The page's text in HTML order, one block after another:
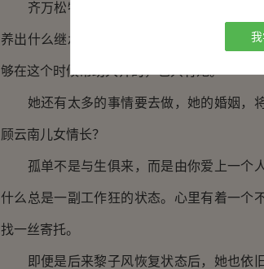
齐万松特意与她进行过一番长谈，大齐
养出什么继承人来。黎子风即便是他唯一的
够在这个时候帮助大齐的，也只有她。
她还有太多的事情要去做，她的婚姻，将
顾云南儿女情长？
孤单不是与生俱来，而是由你爱上一个
什么总是一副工作狂的状态。心里有着一个
找一丝寄托。
即便是后来黎子风恢复状态后，她也依